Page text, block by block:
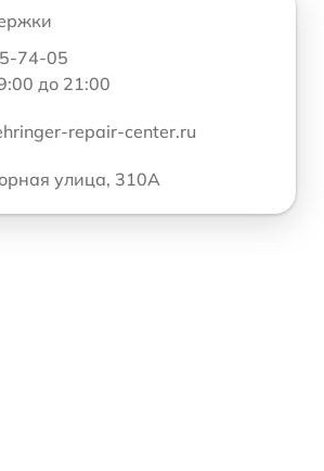
74-05
до 21:00
repair-center.ru
улица, 310А